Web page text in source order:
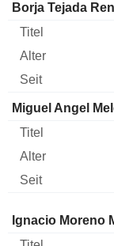
Borja Tejada
Miguel Angel
Ignacio Moreno